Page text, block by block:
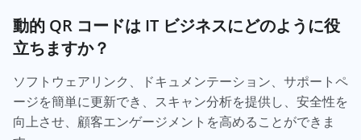
動的 QR コードは IT ビジネスにどのように役
立ちますか？
ソフトウェアリンク、ドキュメンテーション、サポートペ
ージを簡単に更新でき、スキャン分析を提供し、安全性を
向上させ、顧客エンゲージメントを高めることができま